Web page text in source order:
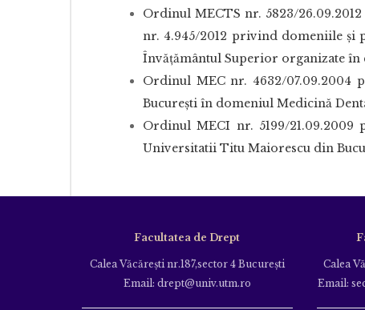
Ordinul MECTS nr. 5823/
nr. 4.945/2012 privind domeniile şi
Învăţământul Superior organizate
Ordinul MEC nr. 4632/07.09.2004
Bucureşti în domeniul Medicină
Ordinul MECI nr. 5199/
Universitatii Titu Maiorescu din
Facultatea de Drept
Calea Văcăreşti nr.187,sector 4 Bucureşti
Email: drept@univ.utm.ro
Calea
Email: